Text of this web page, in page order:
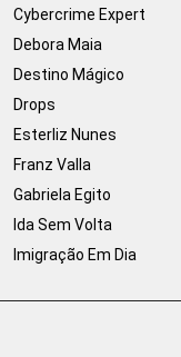
Cybercrime Expert
Debora Maia
Destino Mágico
Drops
Esterliz Nunes
Franz Valla
Gabriela Egito
Ida Sem Volta
Imigração Em Dia